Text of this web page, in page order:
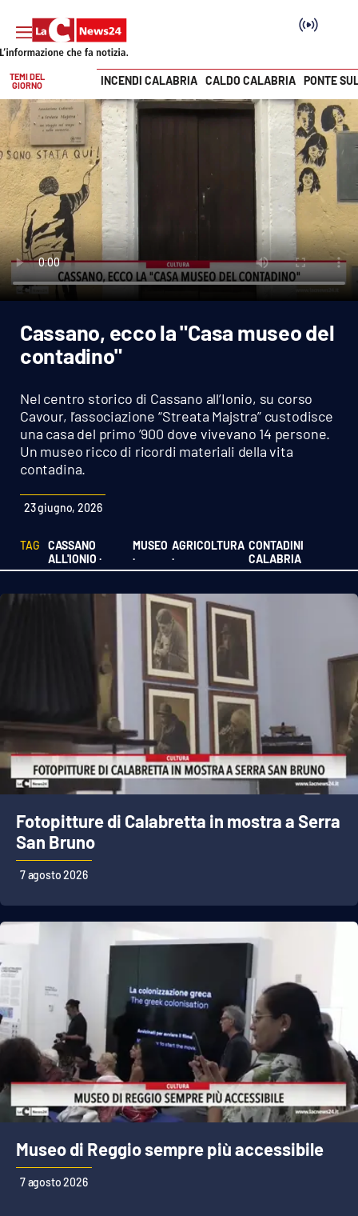
SEZIONI
Cronaca
Politica
Attualità
Economia e lavoro
Italia Mondo
Sport
Cultura
Podcast
Editoriali
Cultura
Economia e Lavoro
Politica
Sanità
RUBRICHE
Good Morning Vietnam
Parchi Marini Calabria
Imprese Di Calabria
Vai
TEMI DEL
GIORNO
INCENDI CALABRIA CALDO CALABRIA PONTE
Cassano, ecco la "Casa museo del
contadino"
Nel centro storico di Cassano all’Ionio, su corso
Cavour, l’associazione “Streata Majstra” custodisce
una casa del primo ’900 dove vivevano 14 persone.
Un museo ricco di ricordi materiali della vita
contadina.
23 giugno, 2026
TAG
CASSANO
ALL'IONIO ·
MUSEO
·
AGRICOLTURA
·
CONTADINI
CALABRIA
Fotopitture di Calabretta in mostra a Serra
San Bruno
7 agosto 2026
Museo di Reggio sempre più accessibile
7 agosto 2026